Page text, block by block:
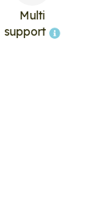
Multi
support